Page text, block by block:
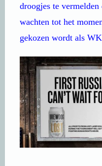
droogjes te
wachten tot het
gekozen wordt als